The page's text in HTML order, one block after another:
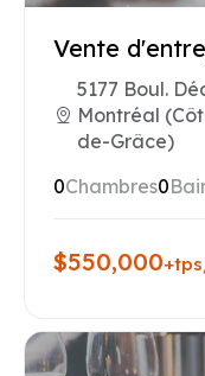
Vente
5177 Boul.
Montréal
de-Grâce)
0Chambres0
$550,000